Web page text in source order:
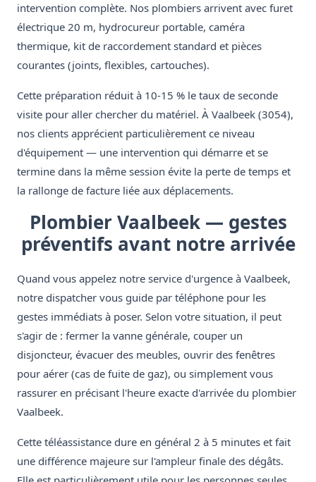
intervention complète. Nos plombiers arrivent avec furet
électrique 20 m, hydrocureur portable, caméra
thermique, kit de raccordement standard et pièces
courantes (joints, flexibles, cartouches).
Cette préparation réduit à 10-15 % le taux de seconde
visite pour aller chercher du matériel. À Vaalbeek (3054),
nos clients apprécient particulièrement ce niveau
d'équipement — une intervention qui démarre et se
termine dans la même session évite la perte de temps et
la rallonge de facture liée aux déplacements.
Plombier Vaalbeek — gestes
préventifs avant notre arrivée
Quand vous appelez notre service d'urgence à Vaalbeek,
notre dispatcher vous guide par téléphone pour les
gestes immédiats à poser. Selon votre situation, il peut
s'agir de : fermer la vanne générale, couper un
disjoncteur, évacuer des meubles, ouvrir des fenêtres
pour aérer (cas de fuite de gaz), ou simplement vous
rassurer en précisant l'heure exacte d'arrivée du plombier
Vaalbeek.
Cette téléassistance dure en général 2 à 5 minutes et fait
une différence majeure sur l'ampleur finale des dégâts.